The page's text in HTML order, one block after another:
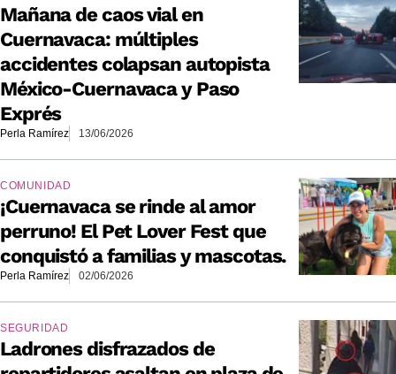
Mañana de caos vial en
Cuernavaca: múltiples
accidentes colapsan autopista
México-Cuernavaca y Paso
Exprés
Perla Ramírez 13/06/2026
COMUNIDAD
¡Cuernavaca se rinde al amor
perruno! El Pet Lover Fest que
conquistó a familias y mascotas.
Perla Ramírez 02/06/2026
SEGURIDAD
Ladrones disfrazados de